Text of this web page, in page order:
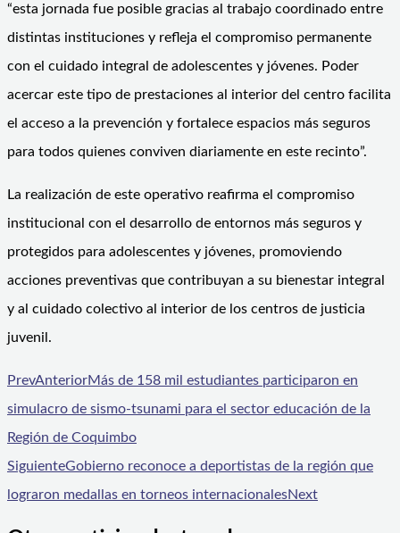
“esta jornada fue posible gracias al trabajo coordinado entre
distintas instituciones y refleja el compromiso permanente
con el cuidado integral de adolescentes y jóvenes. Poder
acercar este tipo de prestaciones al interior del centro facilita
el acceso a la prevención y fortalece espacios más seguros
para todos quienes conviven diariamente en este recinto”.
La realización de este operativo reafirma el compromiso
institucional con el desarrollo de entornos más seguros y
protegidos para adolescentes y jóvenes, promoviendo
acciones preventivas que contribuyan a su bienestar integral
y al cuidado colectivo al interior de los centros de justicia
juvenil.
PrevAnteriorMás de 158 mil estudiantes participaron en
simulacro de sismo-tsunami para el sector educación de la
Región de Coquimbo
SiguienteGobierno reconoce a deportistas de la región que
lograron medallas en torneos internacionalesNext